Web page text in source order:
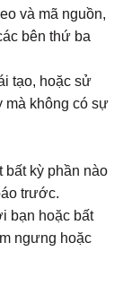
và mã nguồn,
bên thứ ba
tạo, hoặc sử
mà không có sự
bất kỳ phần nào
trước.
bạn hoặc bất
ngưng hoặc